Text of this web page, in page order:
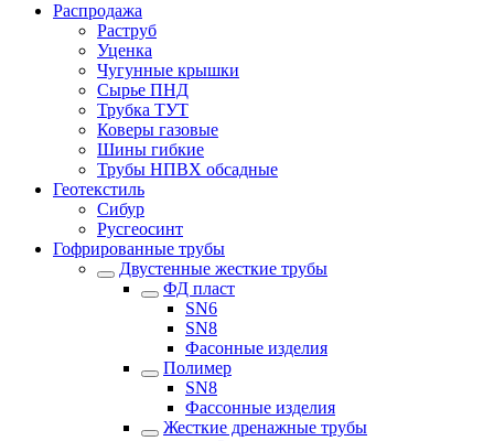
Распродажа
Раструб
Уценка
Чугунные крышки
Сырье ПНД
Трубка ТУТ
Коверы газовые
Шины гибкие
Трубы НПВХ обсадные
Геотекстиль
Сибур
Русгеосинт
Гофрированные трубы
Двустенные жесткие трубы
ФД пласт
SN6
SN8
Фасонные изделия
Полимер
SN8
Фассонные изделия
Жесткие дренажные трубы